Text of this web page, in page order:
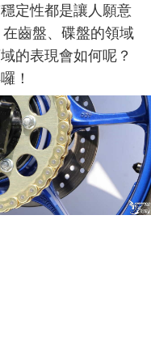
定性都是讓人願意
齒盤、碟盤的領域
的表現會如何呢？
！